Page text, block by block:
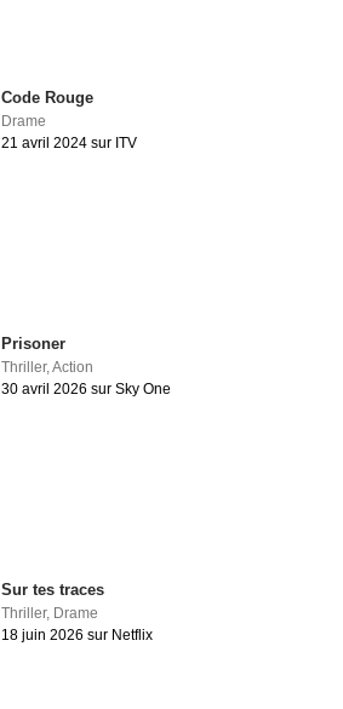
Code Rouge
Drame
21 avril 2024 sur ITV
Prisoner
Thriller,Action
30 avril 2026 sur Sky One
Sur tes traces
Thriller, Drame
18 juin 2026 sur Netflix